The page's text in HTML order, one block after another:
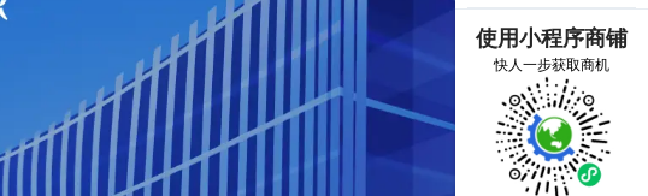
使用小程序商铺
快人一步获取商机